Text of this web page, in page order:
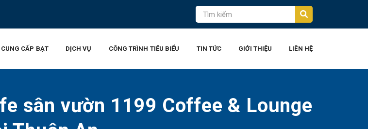
CUNG CẤP BẠT DỊCH VỤ CÔNG TRÌNH TIÊU BIỂU TIN TỨC GIỚI THIỆU LIÊN HỆ
sân vườn 1199 Coffee & Lounge